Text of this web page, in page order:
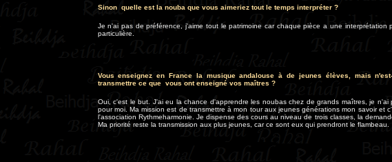
Sinon quelle est la nouba que vous aimeriez tout le temps interpréter ?
Je n'ai pas de préférence, j'aime tout le patrimoine car chaque pièce a une interprétation
particulière.
Vous enseignez en France la musique andalouse à de jeunes élèves, mais
transmettre ce que vous ont enseigné vos maîtres ?
Oui, c'est le but. J'ai eu la chance d'apprendre les noubas chez de grands maîtres, je n'ai
pour moi. Ma mission est de transmettre à mon tour aux jeunes générations mon savoir et
l'association Rythmeharmonie. Je dispense des cours au niveau de trois classes, la
Ma priorité reste la transmission aux plus jeunes, car ce sont eux qui prendront le flambeau.